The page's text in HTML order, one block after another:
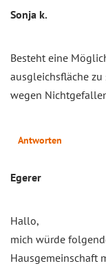
Sonja k.
Besteht eine
ausgleichsfläche
wegen
Antworten
Egerer
Hallo,
mich würde
Hausgemeinschaft